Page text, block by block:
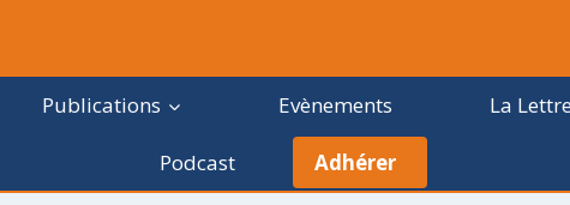
Publications Evènements La
Podcast Adhérer